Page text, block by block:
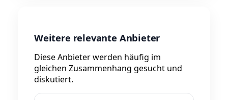
Weitere relevante Anbieter
Diese Anbieter werden häufig im
gleichen Zusammenhang gesucht und
diskutiert.